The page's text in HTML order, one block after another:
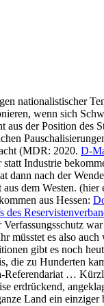
natio­na­lis­ti­scher
wenn sich
der Posi­ti­on des
(MDR: 2020.
Indus­trie
dann nach der
dem Wes­ten. (hier
aus Hes­sen:
des
müss­tet es also
gibt es noch
die zu Hun­der­ten
Refe­ren­da­ri­at …
erdrü­ckend,
Land ein